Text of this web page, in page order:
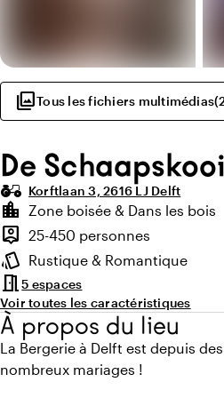
photo_libraryTous les fichiers multimédias(
De Schaapskooi
agriculture Korftlaan 3, 2616 LJ Delft
Points forts
location_city
Environnement
Zone boisée & Dans les bois
person_pin
Capacité
25-450 personnes
style
Ambiance
Rustique & Romantique
meeting_room5 espaces
Voir toutes les caractéristiques
À propos du lieu
La Bergerie à Delft est depuis
nombreux mariages !